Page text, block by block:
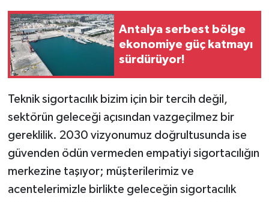
Antalya serbest bölge
ekonomiye güç katmayı
sürdürüyor!
Teknik sigortacılık bizim için bir tercih değil,
sektörün geleceği açısından vazgeçilmez bir
gereklilik. 2030 vizyonumuz doğrultusunda ise
güvenden ödün vermeden empatiyi sigortacılığın
merkezine taşıyor; müşterilerimiz ve
acentelerimizle birlikte geleceğin sigortacılık